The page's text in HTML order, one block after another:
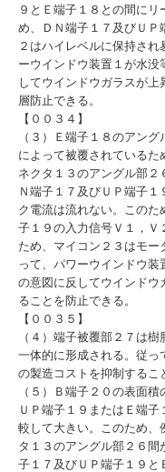
９とＥ端子１８との間に
め、ＤＮ端子１７及びＵＰ
２はハイレベルに保持さ
ーウインドウ装置１が水没
してウインドウガラスが
層防止できる。
【００３４】
（３）Ｅ端子１８のアン
によって被覆されているた
ネクタ１３のアングル部２
Ｎ端子１７及びＵＰ端子
ク電流は流れない。この
子１９の入力信号Ｖ１，Ｖ
ため、マイコン２３はモ
って、パワーウインドウ
の意図に反してウインドウ
ることを防止できる。
【００３５】
（４）端子被覆部２７は
一体的に形成される。従っ
の製造コストを抑制するこ
（５）Ｂ端子２０の表面
ＵＰ端子１９またはＥ端
較して大きい。このため、
タ１３のアングル部２６
子１７及びＵＰ端子１９と